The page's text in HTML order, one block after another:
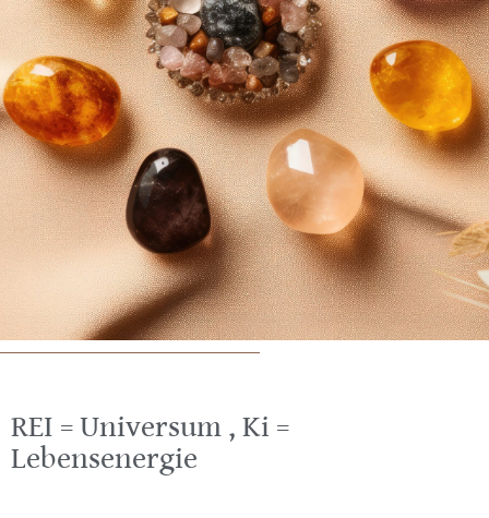
REI = Universum , Ki =
Lebensenergie